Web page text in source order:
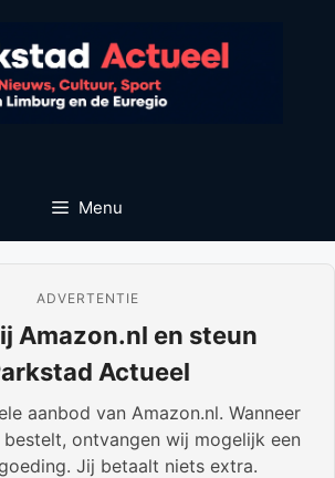
Menu
ADVERTENTIE
Amazon.nl en steun
Actueel
aanbod van Amazon.nl. Wanneer
ontvangen wij mogelijk een
Jij betaalt niets extra.